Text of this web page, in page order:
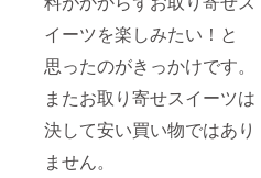
イーツを楽しみたい！と
思ったのがきっかけです。
またお取り寄せスイーツは
決して安い買い物ではあり
ません。